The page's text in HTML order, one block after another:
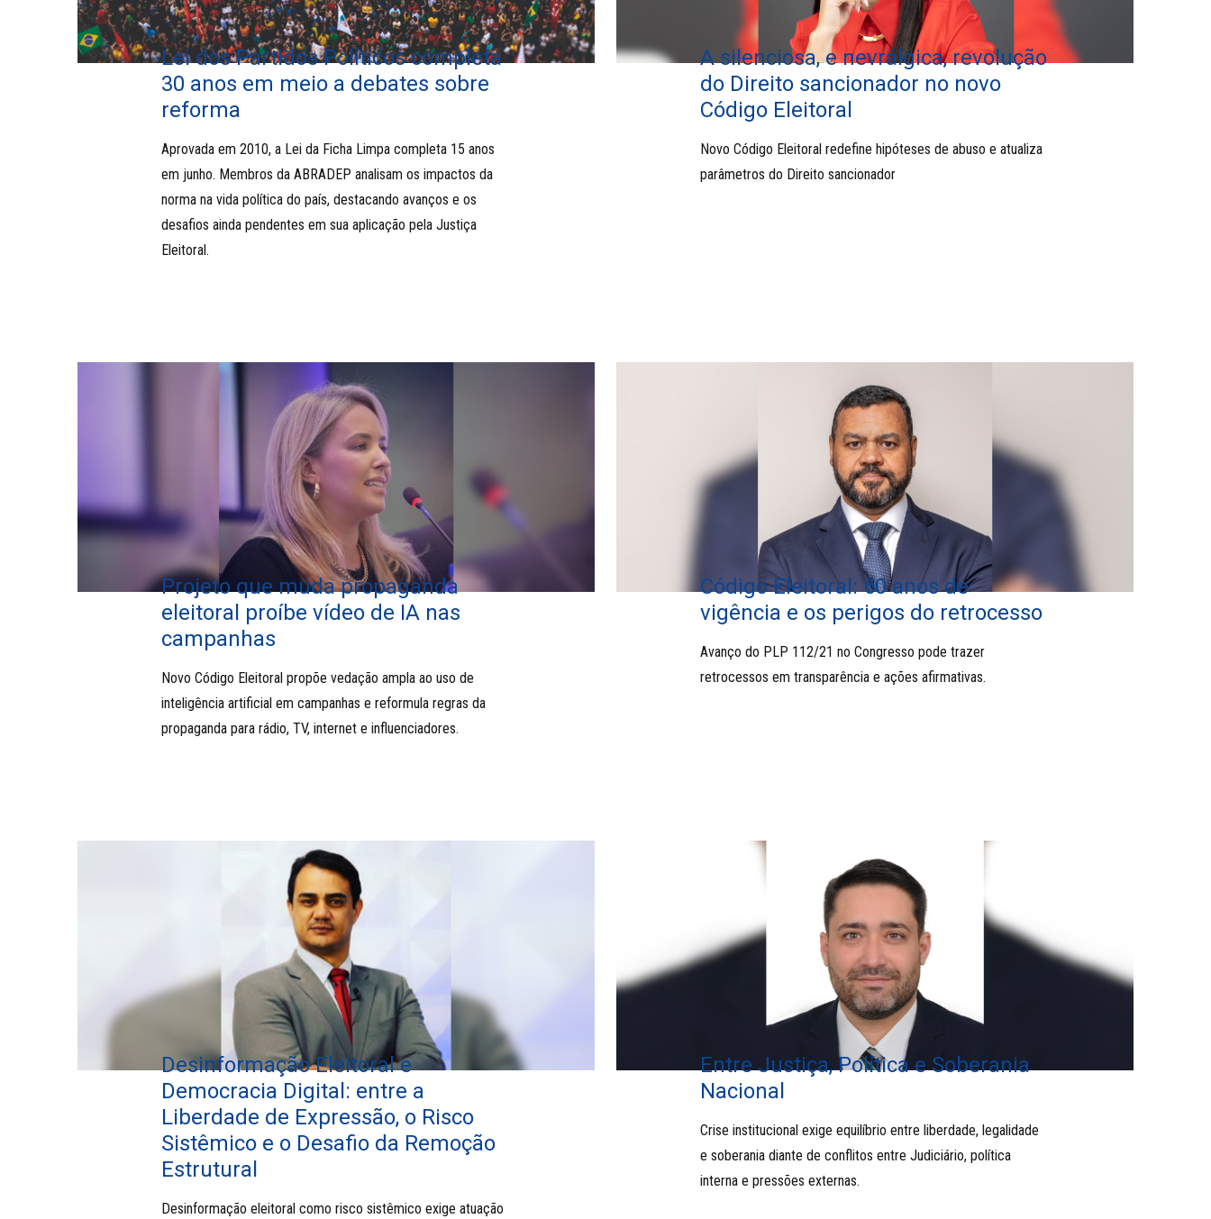
Lei dos Partidos Políticos completa
30 anos em meio a debates sobre
reforma
Aprovada em 2010, a Lei da Ficha Limpa completa 15 anos
em junho. Membros da ABRADEP analisam os impactos da
norma na vida política do país, destacando avanços e os
desafios ainda pendentes em sua aplicação pela Justiça
Eleitoral.
A silenciosa, e nevrálgica, revolução
do Direito sancionador no novo
Código Eleitoral
Novo Código Eleitoral redefine hipóteses de abuso e atualiza
parâmetros do Direito sancionador
Projeto que muda propaganda
eleitoral proíbe vídeo de IA nas
campanhas
Novo Código Eleitoral propõe vedação ampla ao uso de
inteligência artificial em campanhas e reformula regras da
propaganda para rádio, TV, internet e influenciadores.
Código Eleitoral: 60 anos de
vigência e os perigos do retrocesso
Avanço do PLP 112/21 no Congresso pode trazer
retrocessos em transparência e ações afirmativas.
Desinformação Eleitoral e
Democracia Digital: entre a
Liberdade de Expressão, o Risco
Sistêmico e o Desafio da Remoção
Estrutural
Desinformação eleitoral como risco sistêmico exige atuação
Entre Justiça, Política e Soberania
Nacional
Crise institucional exige equilíbrio entre liberdade, legalidade
e soberania diante de conflitos entre Judiciário, política
interna e pressões externas.